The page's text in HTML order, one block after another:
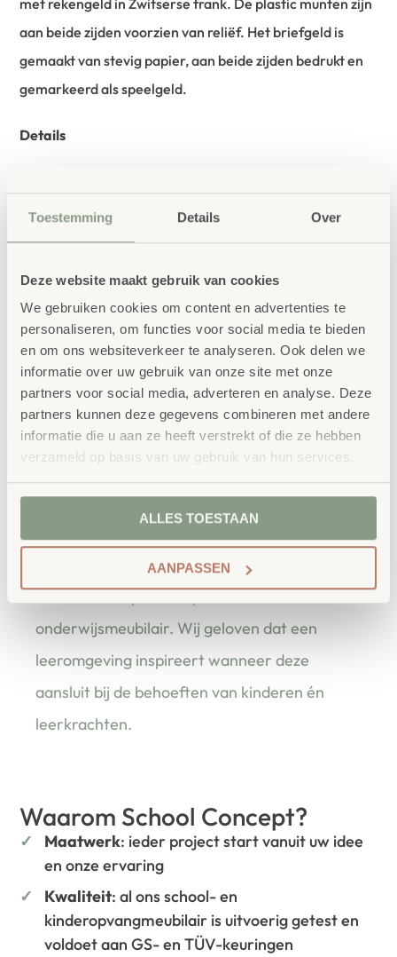
Toestemming Details Over
Deze website maakt gebruik van cookies
We gebruiken cookies om content en advertenties te
personaliseren, om functies voor social media te bieden
en om ons websiteverkeer te analyseren. Ook delen we
informatie over uw gebruik van onze site met onze
partners voor social media, adverteren en analyse. Deze
partners kunnen deze gegevens combineren met andere
informatie die u aan ze heeft verstrekt of die ze hebben
verzameld op basis van uw gebruik van hun services.
ALLES TOESTAAN
AANPASSEN
aan beide zijden voorzien van reliëf. Het briefgeld is
gemaakt van stevig papier, aan beide zijden bedrukt en
gemarkeerd als speelgeld.
Details
20 x 100 CHF
20 x 20 CHF
20 x 10 CHF
Munten:20 x 5 cent
20 x 10 cent
20 x 1/2 frank
20 x 1 frank
20 x 2 frank
15 x 5 frank
Leverbaar vanaf 24 maart 2022.
Vertrouwdbestellen bij School
School Concept is de specialist in
onderwijsmeubilair. Wij geloven dat een
leeromgeving inspireert wanneer deze
aansluit bij de behoeften van kinderen én
leerkrachten.
Waarom School Concept?
Maatwerk: ieder project start vanuit uw idee
en onze ervaring
Kwaliteit: al ons school- en
kinderopvangmeubilair is uitvoerig getest en
voldoet aan GS- en TÜV-keuringen